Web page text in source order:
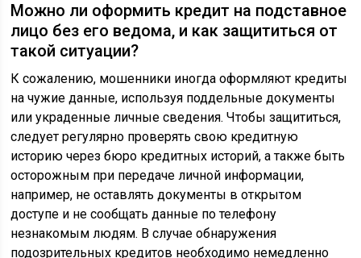
Можно ли оформить кредит на подставное
лицо без его ведома, и как защититься от
такой ситуации?
К сожалению, мошенники иногда оформляют кредиты
на чужие данные, используя поддельные документы
или украденные личные сведения. Чтобы защититься,
следует регулярно проверять свою кредитную
историю через бюро кредитных историй, а также быть
осторожным при передаче личной информации,
например, не оставлять документы в открытом
доступе и не сообщать данные по телефону
незнакомым людям. В случае обнаружения
подозрительных кредитов необходимо немедленно